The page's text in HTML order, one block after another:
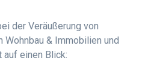
der Veräußerung von
Wohnbau & Immobilien und
einen Blick: